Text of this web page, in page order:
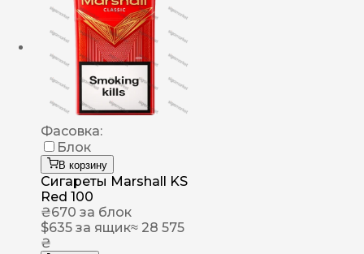
Фасовка:
Блок
В корзину
Сигареты Marshall KS
Red 100
₴670 за блок
$635 за ящик≈ 28 575
₴